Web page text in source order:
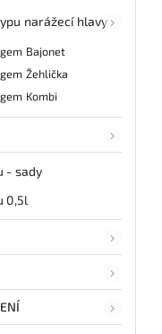
narážecí hlavy
Bajonet
Žehlička
Kombi
- sady
0,5l